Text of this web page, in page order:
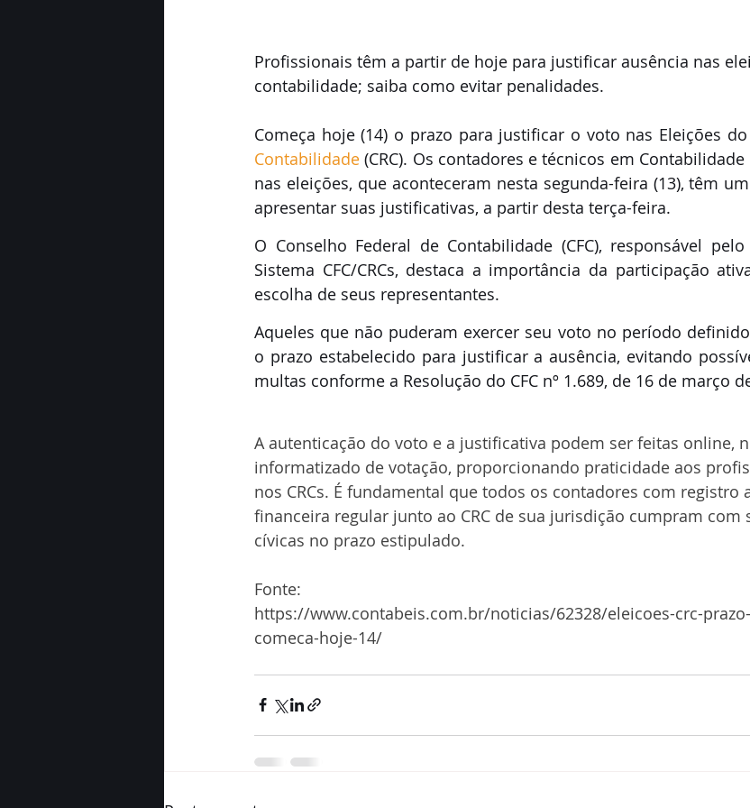
Profissionais têm a partir de hoje para justificar ausência nas
contabilidade; saiba como evitar penalidades.
Contabilidade (CRC). Os contadores e técnicos em
nas eleições, que aconteceram nesta segunda-feira (13), têm
apresentar suas justificativas, a partir desta terça-feira.
O Conselho Federal de Contabilidade (CFC), responsável
Sistema CFC/CRCs, destaca a importância da participação
escolha de seus representantes.
Aqueles que não puderam exercer seu voto no período
o prazo estabelecido para justificar a ausência, evitando
multas conforme a Resolução do CFC nº 1.689, de 16 de março
A autenticação do voto e a justificativa podem ser feitas online,
informatizado de votação, proporcionando praticidade aos
nos CRCs. É fundamental que todos os contadores com registro
financeira regular junto ao CRC de sua jurisdição cumpram com
cívicas no prazo estipulado.
Fonte:
https://www.contabeis.com.br/noticias/62328/eleicoes-crc-
comeca-hoje-14/